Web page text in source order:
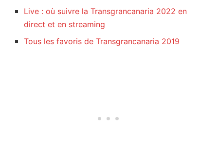
Live : où suivre la Transgrancanaria 2022 en
direct et en streaming
Tous les favoris de Transgrancanaria 2019